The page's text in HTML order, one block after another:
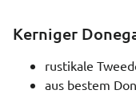
Kerniger
rustikale
aus bestem